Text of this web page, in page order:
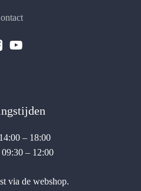
– 18:00
09:30 – 12:00
via de webshop.